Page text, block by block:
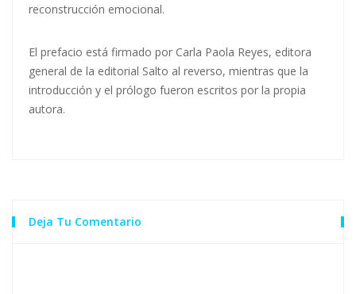
reconstrucción emocional.
El prefacio está firmado por Carla Paola Reyes, editora
general de la editorial Salto al reverso, mientras que la
introducción y el prólogo fueron escritos por la propia
autora.
Deja Tu Comentario